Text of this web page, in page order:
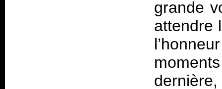
grande
attendre
dernière,